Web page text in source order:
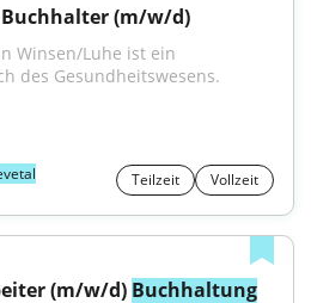
(m/w/d)
Winsen/Luhe ist ein
des Gesundheitswesens.
Teilzeit Vollzeit
(m/w/d) Buchhaltung